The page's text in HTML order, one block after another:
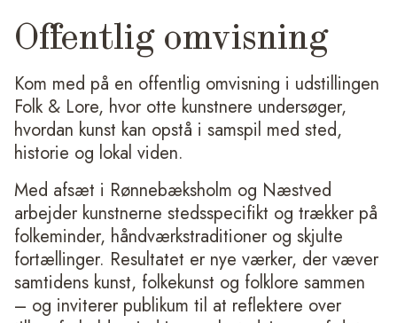
Offentlig omvisning
Kom med på en offentlig omvisning i udstillingen
Folk & Lore, hvor otte kunstnere undersøger,
hvordan kunst kan opstå i samspil med sted,
historie og lokal viden.
Med afsæt i Rønnebæksholm og Næstved
arbejder kunstnerne stedsspecifikt og trækker på
folkeminder, håndværkstraditioner og skjulte
fortællinger. Resultatet er nye værker, der væver
samtidens kunst, folkekunst og folklore sammen
– og inviterer publikum til at reflektere over